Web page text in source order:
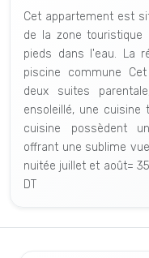
Cet appartement est
de la zone touristique
pieds dans l'eau. La
piscine commune
deux suites
ensoleillé, une
cuisine possèdent
offrant une sublime
nuitée juillet et août=
DT